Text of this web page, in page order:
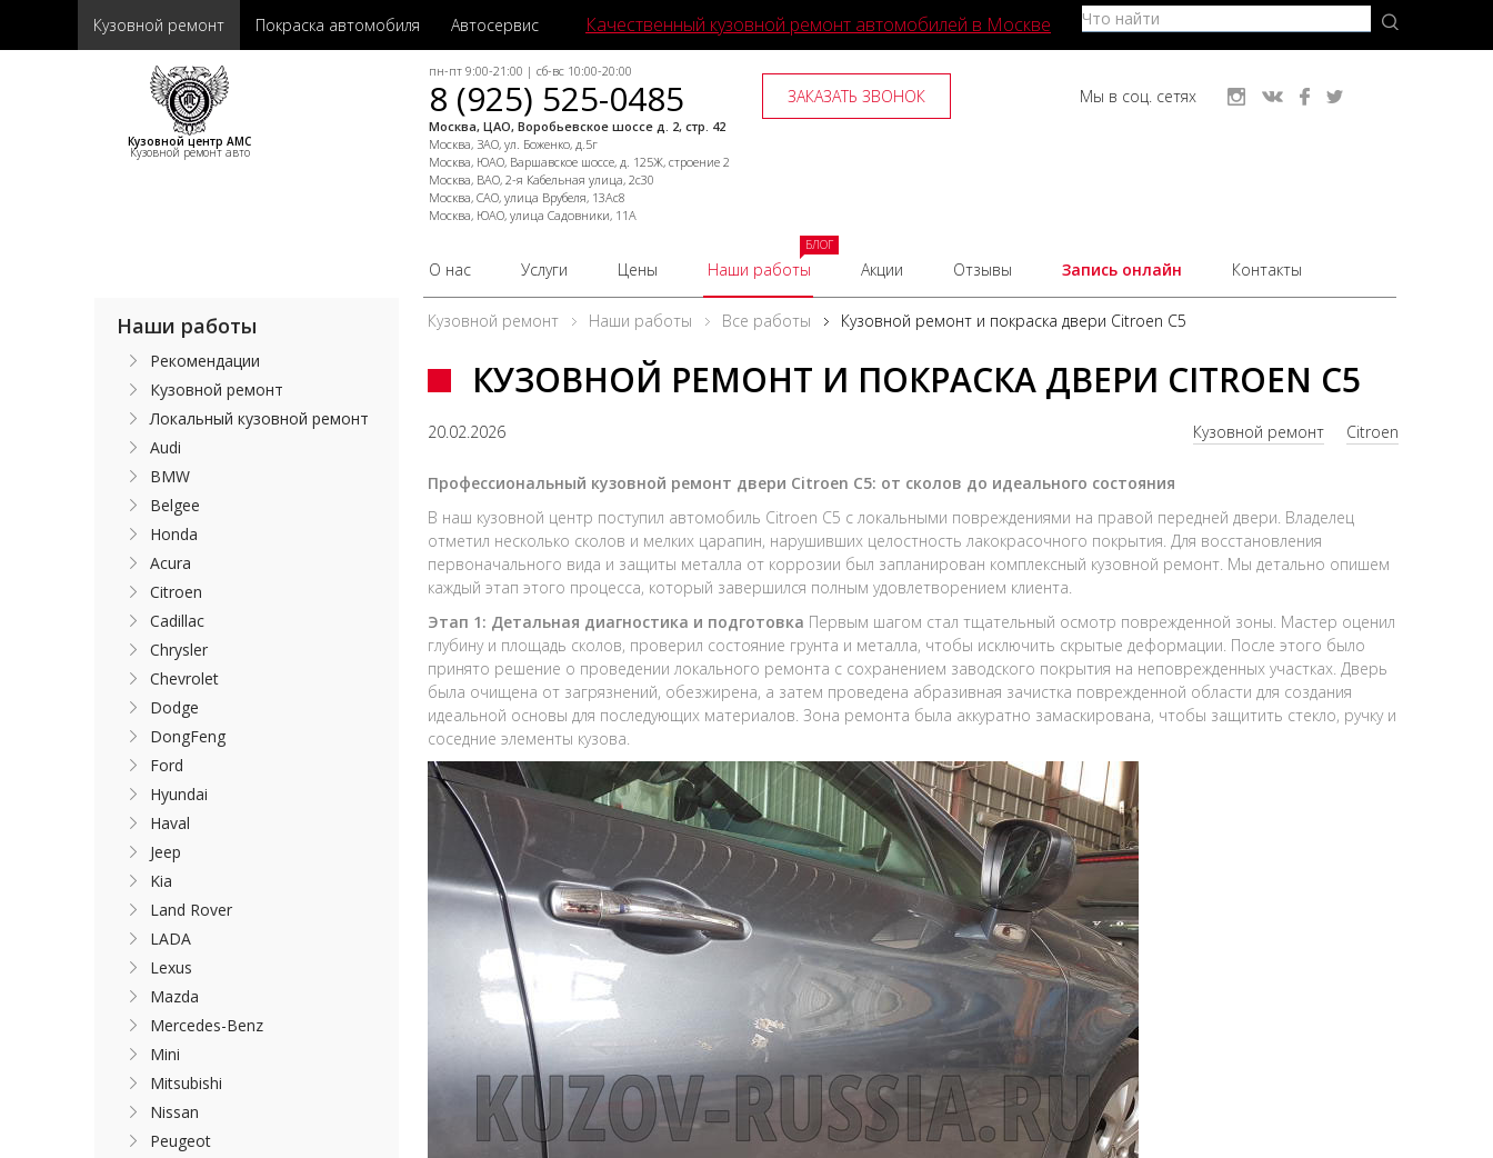
Кузовной ремонт Покраска автомобиля Автосервис Качественный кузовной ремонт автомобилей в Москве
Кузовной центр АМС
Кузовной ремонт авто
пн-пт 9:00-21:00 | сб-вс 10:00-20:00
8 (925) 525-0485
Москва, ЦАО, Воробьевское шоссе д. 2, стр. 42
Москва, ЗАО, ул. Боженко, д.5г
Москва, ЮАО, Варшавское шоссе, д. 125Ж, строение 2
Москва, ВАО, 2-я Кабельная улица, 2с30
Москва, САО, улица Врубеля, 13Ас8
Москва, ЮАО, улица Садовники, 11А
ЗАКАЗАТЬ ЗВОНОК Мы в соц. сетях
О нас Услуги Цены Наши работы
БЛОГ
Акции Отзывы Запись онлайн Контакты
Кузовной ремонт Наши работы Все работы Кузовной ремонт и покраска двери Citroen C5
КУЗОВНОЙ РЕМОНТ И ПОКРАСКА ДВЕРИ CITROEN C5
20.02.2026 Кузовной ремонт Citroen
Профессиональный кузовной ремонт двери Citroen C5: от сколов до идеального состояния
В наш кузовной центр поступил автомобиль Citroen C5 с локальными повреждениями на правой передней двери. Владелец
отметил несколько сколов и мелких царапин, нарушивших целостность лакокрасочного покрытия. Для восстановления
первоначального вида и защиты металла от коррозии был запланирован комплексный кузовной ремонт. Мы детально опишем
каждый этап этого процесса, который завершился полным удовлетворением клиента.
Этап 1: Детальная диагностика и подготовка Первым шагом стал тщательный осмотр поврежденной зоны. Мастер оценил
глубину и площадь сколов, проверил состояние грунта и металла, чтобы исключить скрытые деформации. После этого было
принято решение о проведении локального ремонта с сохранением заводского покрытия на неповрежденных участках. Дверь
была очищена от загрязнений, обезжирена, а затем проведена абразивная зачистка поврежденной области для создания
идеальной основы для последующих материалов. Зона ремонта была аккуратно замаскирована, чтобы защитить стекло, ручку и
соседние элементы кузова.
Наши работы
Рекомендации
Кузовной ремонт
Локальный кузовной ремонт
Audi
BMW
Belgee
Honda
Acura
Citroen
Cadillac
Chrysler
Chevrolet
Dodge
DongFeng
Ford
Hyundai
Haval
Jeep
Kia
Land Rover
LADA
Lexus
Mazda
Mercedes-Benz
Mini
Mitsubishi
Nissan
Peugeot